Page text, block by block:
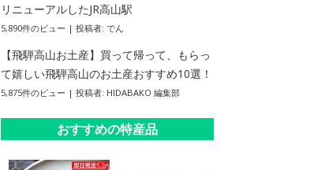
リニューアルしたJR高山駅
5,890件のビュー | 投稿者: でん
【飛騨高山お土産】買って帰って、もらっ
て嬉しい飛騨高山のお土産おすすめ10選！
5,875件のビュー | 投稿者: HIDABAKO 編集部
おすすめの特産品